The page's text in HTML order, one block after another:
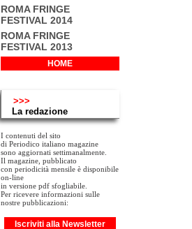
ROMA FRINGE
FESTIVAL 2014
ROMA FRINGE
FESTIVAL 2013
HOME
>>>
La redazione
I contenuti del sito
di Periodico italiano magazine
sono aggiornati settimanalmente.
Il magazine, pubblicato
con periodicità mensile è disponibile
on-line
in versione pdf sfogliabile.
Per ricevere informazioni sulle
nostre pubblicazioni:
Iscriviti alla Newsletter